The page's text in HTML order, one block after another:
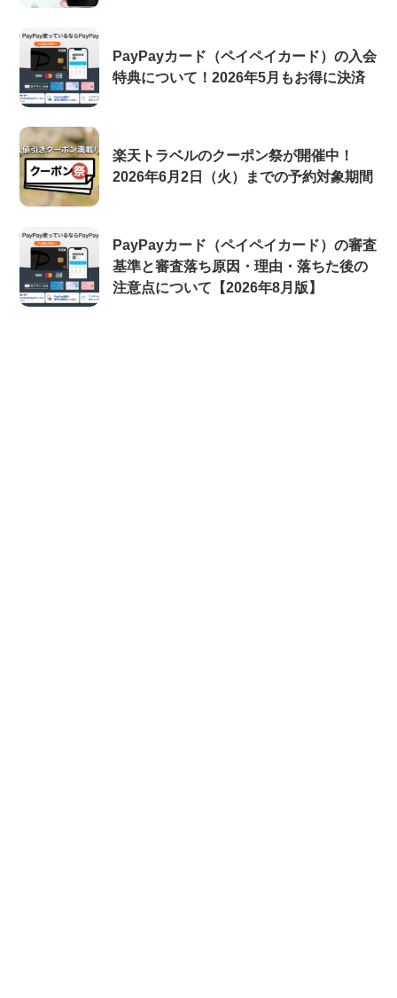
PayPayカード（ペイペイカード）の入会
特典について！2026年5月もお得に決済
楽天トラベルのクーポン祭が開催中！
2026年6月2日（火）までの予約対象期間
PayPayカード（ペイペイカード）の審査
基準と審査落ち原因・理由・落ちた後の
注意点について【2026年8月版】